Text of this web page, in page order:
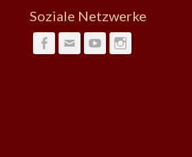
Soziale Netzwerke
Facebook
Email YouTube